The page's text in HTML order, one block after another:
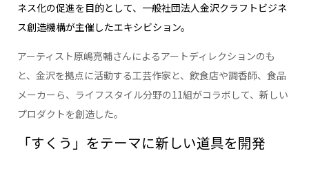
ネス化の促進を目的として、一般社団法人金沢クラフトビジネ
ス創造機構が主催したエキシビション。
アーティスト原嶋亮輔さんによるアートディレクションのも
と、金沢を拠点に活動する工芸作家と、飲食店や調香師、食品
メーカーら、ライフスタイル分野の11組がコラボして、新しい
プロダクトを創造した。
「すくう」をテーマに新しい道具を開発